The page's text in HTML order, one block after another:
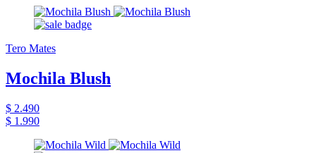
Tero Mates
Mochila Blush
$ 2.490
$ 1.990